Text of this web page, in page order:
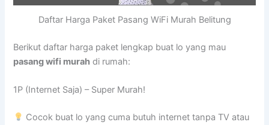
Daftar Harga Paket Pasang WiFi Murah Belitung
Berikut daftar harga paket lengkap buat lo yang mau
pasang wifi murah di rumah:
1P (Internet Saja) – Super Murah!
Cocok buat lo yang cuma butuh internet tanpa TV atau